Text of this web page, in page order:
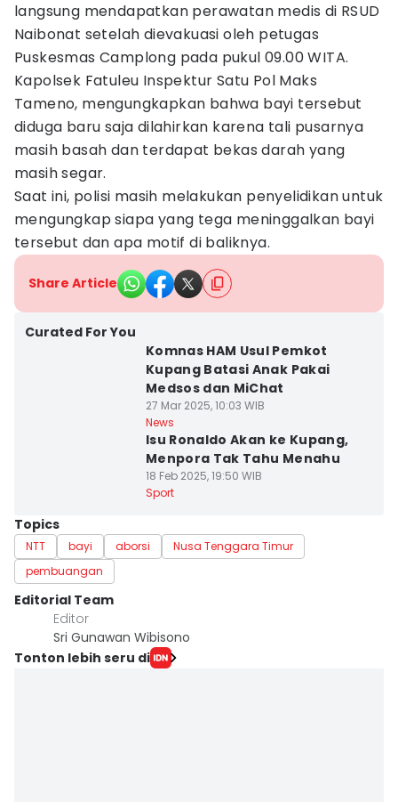
langsung mendapatkan perawatan medis di RSUD
Naibonat setelah dievakuasi oleh petugas
Puskesmas Camplong pada pukul 09.00 WITA.
Kapolsek Fatuleu Inspektur Satu Pol Maks
Tameno, mengungkapkan bahwa bayi tersebut
diduga baru saja dilahirkan karena tali pusarnya
masih basah dan terdapat bekas darah yang
masih segar.
Saat ini, polisi masih melakukan penyelidikan untuk
mengungkap siapa yang tega meninggalkan bayi
tersebut dan apa motif di baliknya.
Share Article
Curated For You
Komnas HAM Usul Pemkot
Kupang Batasi Anak Pakai
Medsos dan MiChat
27 Mar 2025, 10:03 WIB
News
Isu Ronaldo Akan ke Kupang,
Menpora Tak Tahu Menahu
18 Feb 2025, 19:50 WIB
Sport
Topics
NTT bayi aborsi
Nusa Tenggara Timur
pembuangan
Editorial Team
Editor
Sri Gunawan Wibisono
Tonton lebih seru di